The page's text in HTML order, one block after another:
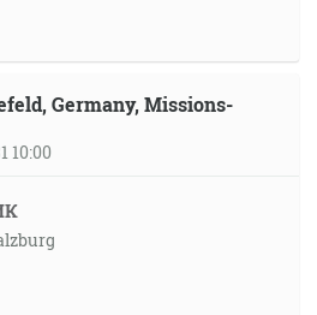
Germany, Missions-
10:00